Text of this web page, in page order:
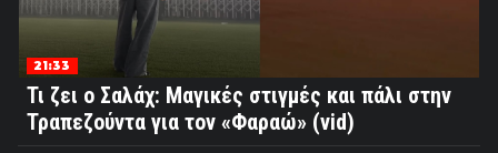
21:33
Τι ζει ο Σαλάχ: Μαγικές στιγμές και πάλι στην
Τραπεζούντα για τον «Φαραώ» (vid)